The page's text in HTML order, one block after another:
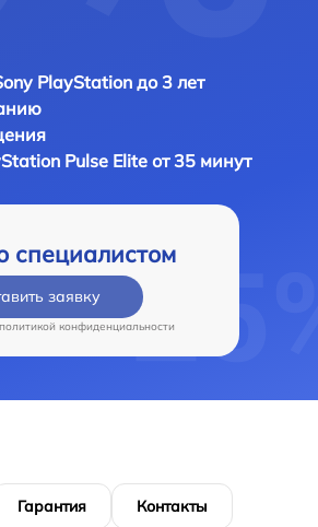
PlayStation до 3 лет
Pulse Elite от 35 минут
специалистом
заявку
политикой конфиденциальности
Гарантия Контакты